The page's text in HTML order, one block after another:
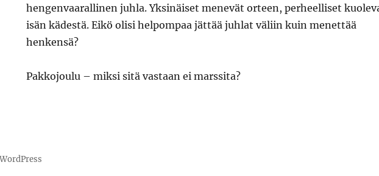
hengenvaarallinen juhla. Yksinäiset menevät orteen, perheelliset
isän kädestä. Eikö olisi helpompaa jättää juhlat väliin kuin menettää
henkensä?
Pakkojoulu – miksi sitä vastaan ei marssita?